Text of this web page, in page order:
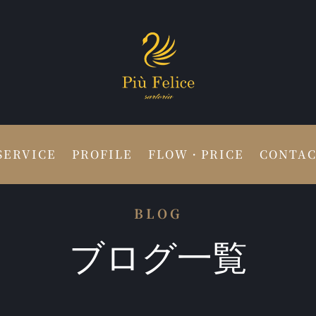
PROFILE FLOW・PRICE
BLOG
ブログ一覧